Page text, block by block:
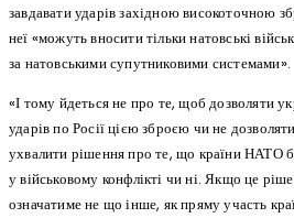
завдавати ударів західною високоточною
неї «можуть вносити тільки натовські
за натовськими супутниковими системами».
«І тому йдеться не про те, щоб дозволяти
ударів по Росії цією зброєю чи не
ухвалити рішення про те, що країни НАТО
у військовому конфлікті чи ні. Якщо це
означатиме не що інше, як пряму участь